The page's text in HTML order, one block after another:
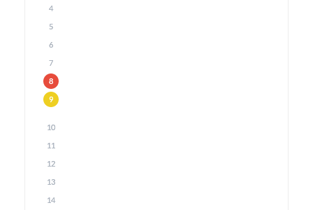
4
5
6
7
8
9
10
11
12
13
14